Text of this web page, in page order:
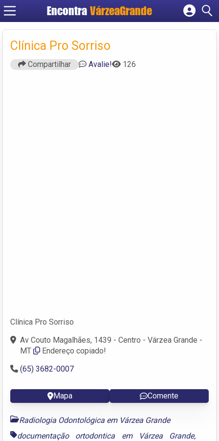
Encontra VárzeaGrande
Cadastrar empresa
Criar conta
Clínica Pro Sorriso
Compartilhar Avalie! 126
Clínica Pro Sorriso
Av Couto Magalhães, 1439 - Centro - Várzea Grande -
MT
Endereço copiado!
(65) 3682-0007
Mapa Comente
Radiologia Odontológica em Várzea Grande
documentação ortodontica em Várzea Grande,